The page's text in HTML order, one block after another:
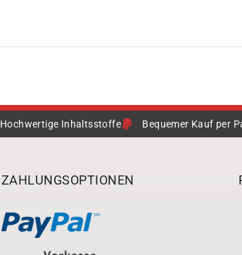
Hochwertige Inhaltsstoffe Bequemer Kauf per
ZAHLUNGSOPTIONEN